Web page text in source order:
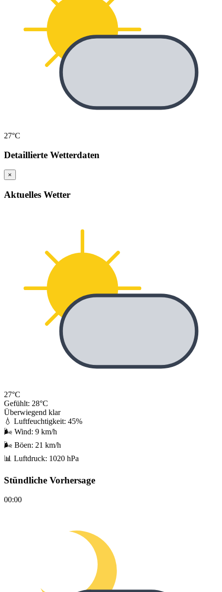
27°C
Detaillierte Wetterdaten
×
Aktuelles Wetter
27°C
Gefühlt: 28°C
Überwiegend klar
💧 Luftfeuchtigkeit: 45%
🌬️ Wind: 9 km/h
🌬️ Böen: 21 km/h
📊 Luftdruck: 1020 hPa
Stündliche Vorhersage
00:00